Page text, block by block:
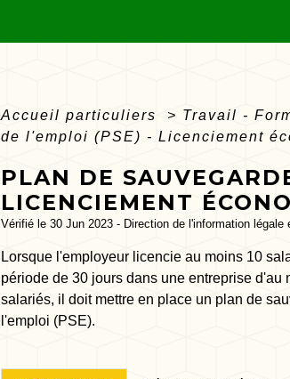
Accueil particuliers > Travail -
de l'emploi (PSE) - Licenciement
PLAN DE
LICENCIEMENT
Vérifié le 30 Jun 2023 - Direction de l'information
Lorsque l'employeur licencie au moins 10
période de 30 jours dans une entreprise d'au
salariés, il doit mettre en place un plan de
l'emploi (PSE).